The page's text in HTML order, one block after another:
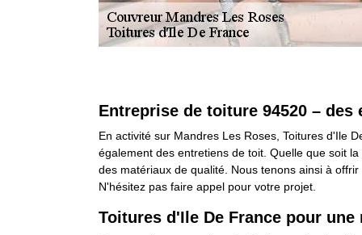
Entreprise de toiture 94520 –
En activité sur Mandres Les Roses, Toitures d'Ile
également des entretiens de toit. Quelle que soit
des matériaux de qualité. Nous tenons ainsi à
N'hésitez pas faire appel pour votre projet.
Toitures d'Ile De France pour